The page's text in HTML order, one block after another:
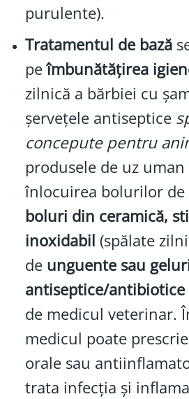
purulente).
Tratamentul de bază
peîmbunătățirea
zilnică a bărbiei cu
șervețele antiseptice
concepute pentru
produsele de uz
înlocuirea bolurilor de
boluri din ceramică,
inoxidabil (spălate
de unguente sau
antiseptice/antibiotice
de medicul veterinar.
medicul poate
orale sau
trata infecția și